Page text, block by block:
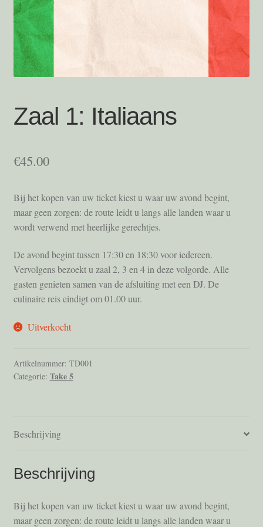
Foto’s
Locatie
Mijn account
Programma
Take 5
Tickets
Tickets – oud
Tickets Temp
Vrienden
Winkelmand
Zaal 1: Italiaans
€45.00
Bij het kopen van uw ticket kiest u waar uw avond begint,
maar geen zorgen: de route leidt u langs alle landen waar u
wordt verwend met heerlijke gerechtjes.
De avond begint tussen 17:30 en 18:30 voor iedereen.
Vervolgens bezoekt u zaal 2, 3 en 4 in deze volgorde. Alle
gasten genieten samen van de afsluiting met een DJ. De
culinaire reis eindigt om 01.00 uur.
Uitverkocht
Artikelnummer: TD001
Categorie: Take 5
Beschrijving
Beschrijving
Bij het kopen van uw ticket kiest u waar uw avond begint,
maar geen zorgen: de route leidt u langs alle landen waar u